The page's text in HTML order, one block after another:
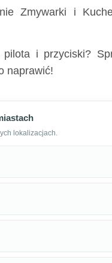
Zmywarki i
i przyciski?
naprawić!
lokalizacjach.